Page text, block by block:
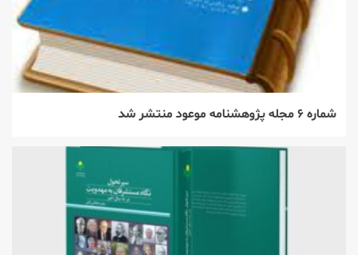
شماره ۶ مجله پژوهشنامه موعود منتشر شد